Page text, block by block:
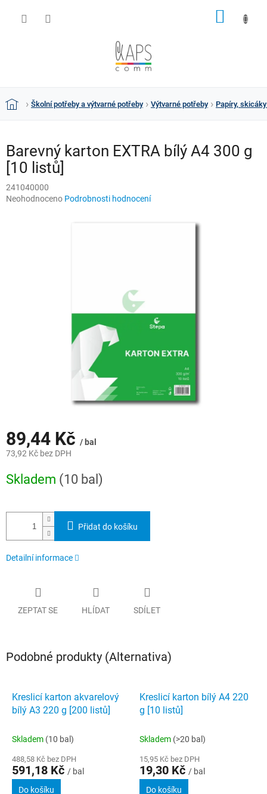
DomůŠkolní potřeby a výtvarné potřeby Výtvarné potřeby Papíry,
Barevný karton EXTRA bílý A4 300 g
[10 listů]
241040000
Průměrné
Neohodnoceno Podrobnosti hodnocení
89,44 Kč / bal
73,92 Kč bez DPH
cena:
Skladem (10 bal)
Přidat do košíku
Detailní informace
ZEPTAT SE HLÍDAT SDÍLET
Podobné produkty (Alternativa)
Kreslicí karton akvarelový
bílý A3 220 g [200 listů]
Skladem (10 bal)
488,58 Kč bez DPH
591,18 Kč / bal
Do košíku
Kreslicí karton bílý A4 220
g [10 listů]
Skladem (>20 bal)
15,95 Kč bez DPH
19,30 Kč / bal
Do košíku